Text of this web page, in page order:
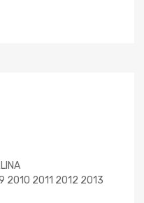
2010 2011 2012 2013